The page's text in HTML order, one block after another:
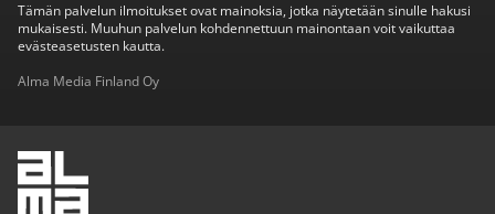
Tämän palvelun ilmoitukset ovat mainoksia, jotka näytetään sinulle hakusi
mukaisesti. Muuhun palvelun kohdennettuun mainontaan voit vaikuttaa
evästeasetusten kautta.
Alma Media Finland Oy